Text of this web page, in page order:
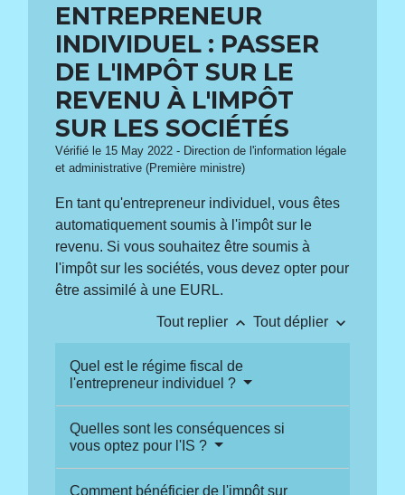
ENTREPRENEUR
INDIVIDUEL : PASSER
DE L'IMPÔT SUR LE
REVENU À L'IMPÔT
SUR LES SOCIÉTÉS
Vérifié le 15 May 2022 - Direction de l'information légale
et administrative (Première ministre)
En tant qu'entrepreneur individuel, vous êtes
automatiquement soumis à l'impôt sur le
revenu. Si vous souhaitez être soumis à
l'impôt sur les sociétés, vous devez opter pour
être assimilé à une EURL.
Tout replier keyboard_arrow_up Tout déplier keyboard_arrow_down
Quel est le régime fiscal de
l'entrepreneur individuel ?
Quelles sont les conséquences si
vous optez pour l'IS ?
Comment bénéficier de l'impôt sur